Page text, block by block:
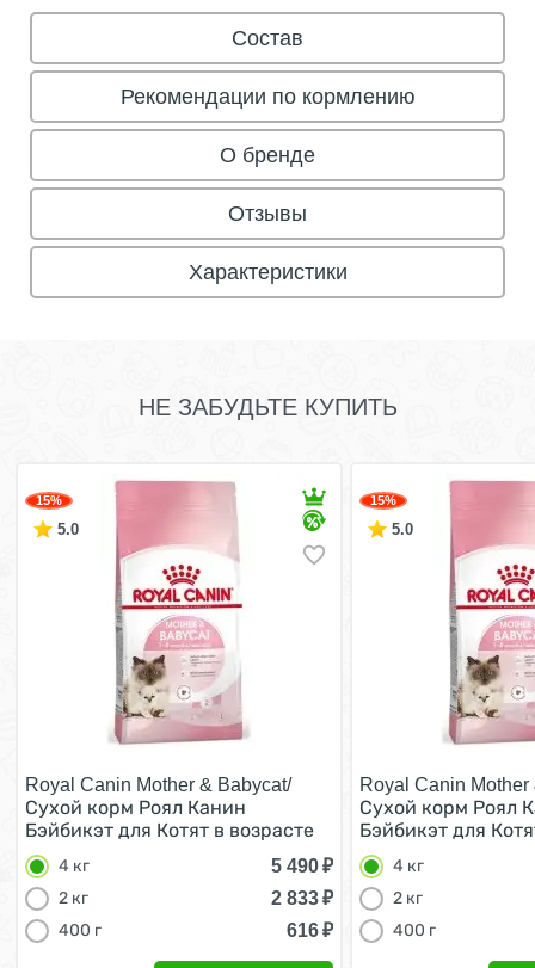
Состав
Рекомендации по кормлению
О бренде
Отзывы
Характеристики
НЕ ЗАБУДЬТЕ КУПИТЬ
15%
5.0
Royal Canin Mother & Babycat/
Сухой корм Роял Канин
Бэйбикэт для Котят в возрасте
от 1 до 4 месяцев 4 кг
4 кг 5 490₽
2 кг
2 833₽
400 г
616₽
15%
5.0
Royal Canin Mother
Сухой корм Роял
Бэйбикэт для
от 1 до 4 месяцев
4 кг
2 кг
400 г